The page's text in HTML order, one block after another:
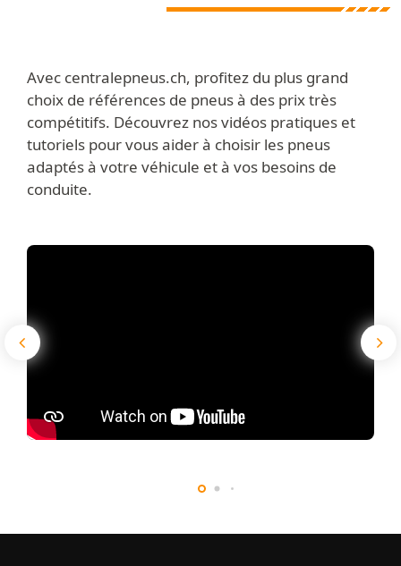
Avec centralepneus.ch, profitez du plus grand
choix de références de pneus à des prix très
compétitifs. Découvrez nos vidéos pratiques et
tutoriels pour vous aider à choisir les pneus
adaptés à votre véhicule et à vos besoins de
conduite.